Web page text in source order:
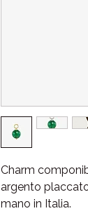
Charm
argento
mano in Italia.